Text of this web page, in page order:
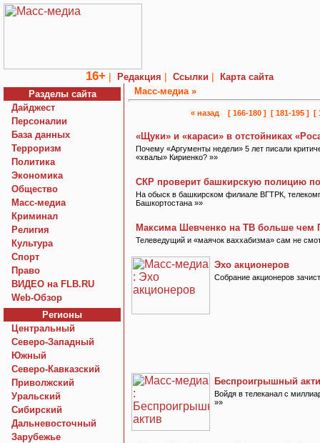
16+ | Редакция | Ссылки |
Карта сайта
Разделы сайта
Дайджест
Персоналии
База данных
Терроризм
Политика
Экономика
Общество
Macc-медиа
Криминал
Религия
Культура
Спорт
Право
ВИДЕО на FLB.RU
Web-Обзор
Регионы
Центральный
Северо-Западный
Южный
Северо-Кавказский
Приволжский
Уральский
Сибирский
Дальневосточный
Зарубежье
Macc-медиа »
« назад [ 166-180 ] [ 181-195 ] [
«Щуки» и «караси» в отстойниках
Почему «Аргументы недели» 5 лет писали
«хвалы» Кириенко? »»
СКР проверит башкирскую полицию по
На обыск в башкирском филиале ВГТРК,
Башкортостана »»
Максима Шевченко на ТВ больше чем
Телеведущий и «маячок ваххабизма» сам не
Эхо акционеров
Собрание акционеров
Беспроигрышный
Войдя в телеканал с
»»